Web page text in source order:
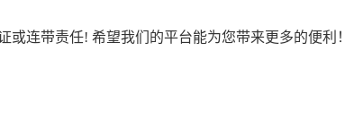
连带责任! 希望我们的平台能为您带来更多的便利！